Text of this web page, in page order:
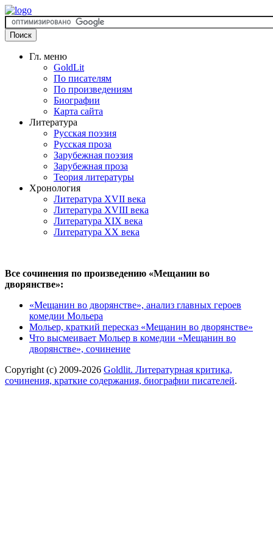
Гл. меню
GoldLit
По писателям
По произведениям
Биографии
Карта сайта
Литература
Русская поэзия
Русская проза
Зарубежная поэзия
Зарубежная проза
Теория литературы
Хронология
Литература XVII века
Литература XVIII века
Литература XIX века
Литература XX века
Все сочинения по произведению «Мещанин во
дворянстве»:
«Мещанин во дворянстве», анализ главных героев
комедии Мольера
Мольер, краткий пересказ «Мещанин во дворянстве»
Что высмеивает Мольер в комедии «Мещанин во
дворянстве», сочинение
Copyright (c) 2009-2026 Goldlit. Литературная критика,
сочинения, краткие содержания, биографии писателей.